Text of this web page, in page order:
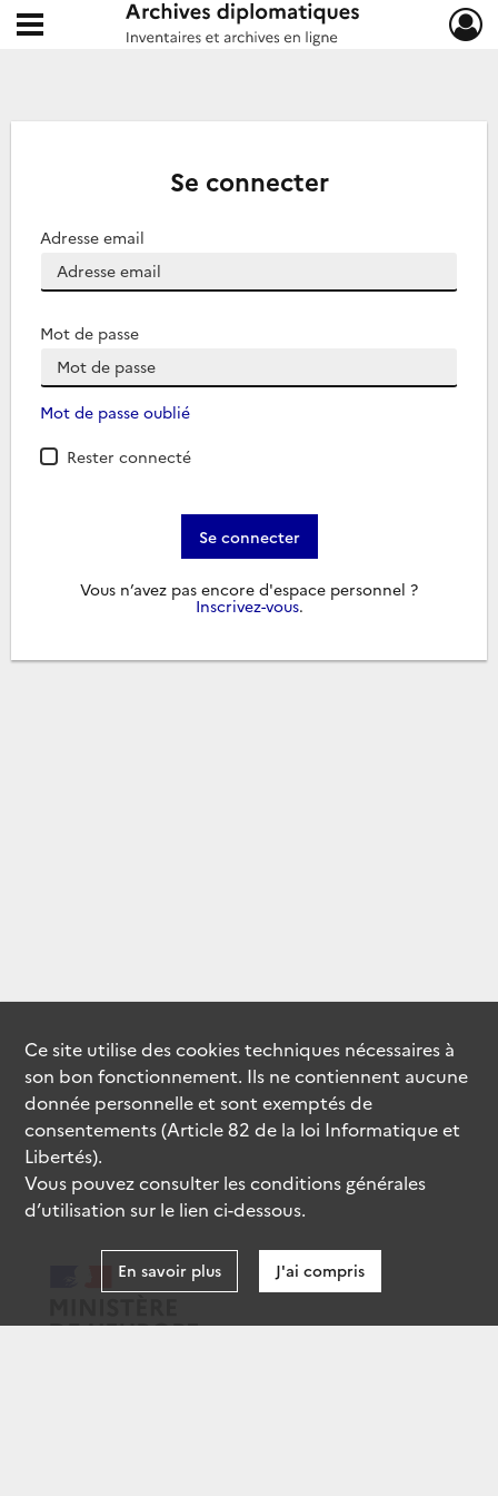
Archives diplomatiques
Ouvrir le menu déroulant
Se connecter
Adresse email
Mot de passe
Mot de passe oublié
Rester connecté
Se connecter
Vous n’avez pas encore d'espace personnel ?
Inscrivez-vous.
Ce site utilise descookiestechniques nécessaires à
son bon fonctionnement. Ils ne contiennent aucune
donnée personnelle et sont exemptés de
consentements (Article 82 de la loi Informatique et
Libertés).
Vous pouvez consulter les conditions générales
d’utilisation sur le lien ci-dessous.
En savoir plus J'ai compris